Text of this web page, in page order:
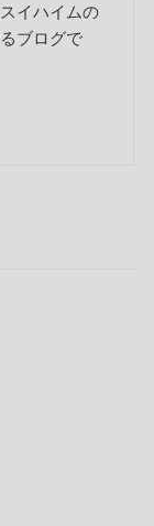
イハイムの
ブログで